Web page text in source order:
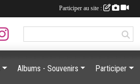
Albums - Souvenirs Participer
Participer au site :